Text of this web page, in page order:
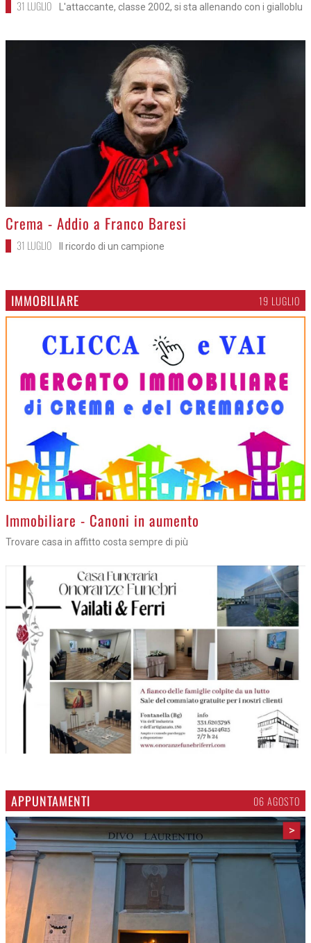
31 LUGLIO L'attaccante, classe 2002, si sta allenando con i gialloblu
>
Crema - Addio a Franco Baresi
31 LUGLIO Il ricordo di un campione
IMMOBILIARE 19 LUGLIO
>Immobiliare - Canoni in aumento
Trovare casa in affitto costa sempre di più
APPUNTAMENTI 06 AGOSTO
>